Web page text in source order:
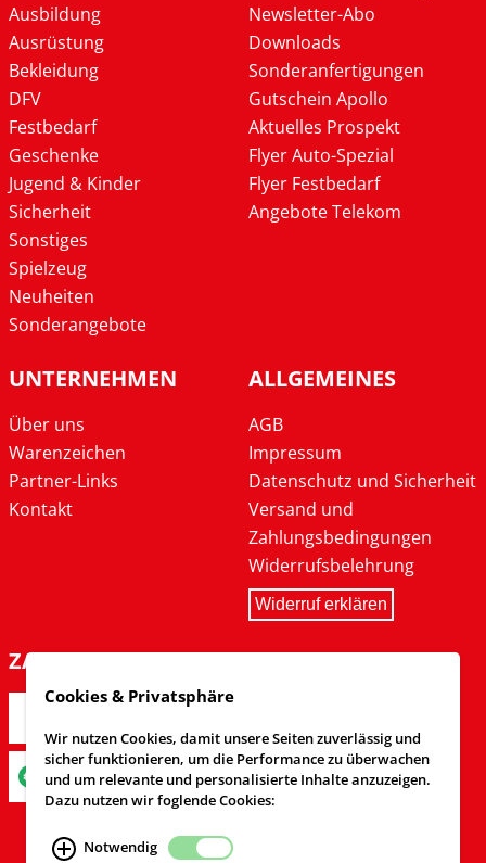
Ausbildung
Ausrüstung
Bekleidung
DFV
Festbedarf
Geschenke
Jugend & Kinder
Sicherheit
Sonstiges
Spielzeug
Neuheiten
Sonderangebote
Newsletter-Abo
Downloads
Sonderanfertigungen
Gutschein Apollo
Aktuelles Prospekt
Flyer Auto-Spezial
Flyer Festbedarf
Angebote Telekom
UNTERNEHMEN
Über uns
Warenzeichen
Partner-Links
Kontakt
ALLGEMEINES
AGB
Impressum
Datenschutz und Sicherheit
Versand und
Zahlungsbedingungen
Widerrufsbelehrung
Widerruf erklären
ZAHLARTEN
Cookies & Privatsphäre
Wir nutzen Cookies, damit unsere Seiten zuverlässig und
sicher funktionieren, um die Performance zu überwachen
und um relevante und personalisierte Inhalte anzuzeigen.
Dazu nutzen wir foglende Cookies:
Notwendig